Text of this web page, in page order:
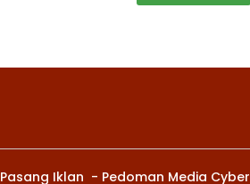
Pasang Iklan Pedoman Media Cyber